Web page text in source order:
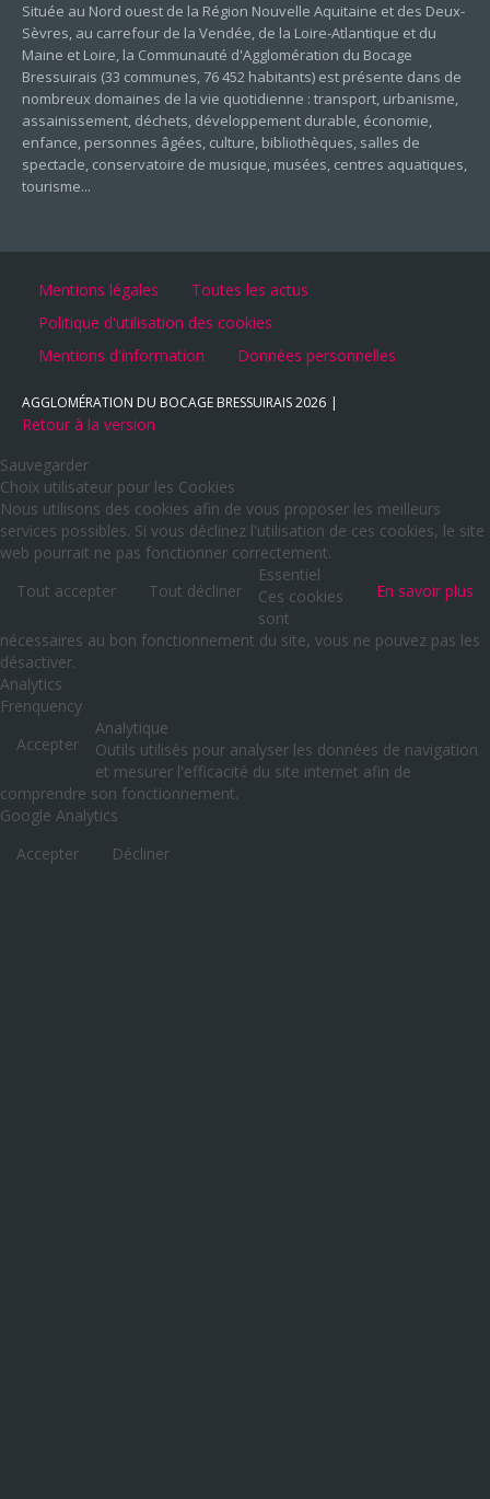
Située au Nord ouest de la Région Nouvelle Aquitaine et des Deux-
Sèvres, au carrefour de la Vendée, de la Loire-Atlantique et du
Maine et Loire, la Communauté d'Agglomération du Bocage
Bressuirais (33 communes, 76 452 habitants) est présente dans de
nombreux domaines de la vie quotidienne : transport, urbanisme,
assainissement, déchets, développement durable, économie,
enfance, personnes âgées, culture, bibliothèques, salles de
spectacle, conservatoire de musique, musées, centres aquatiques,
tourisme...
Mentions légales
Toutes les actus
Politique d'utilisation des cookies
Mentions d'information
Données personnelles
AGGLOMÉRATION DU BOCAGE BRESSUIRAIS2026
Retour à la version
Sauvegarder
Choix utilisateur pour les Cookies
Nous utilisons des cookies afin de vous proposer les meilleurs
services possibles. Si vous déclinez l'utilisation de ces cookies, le site
web pourrait ne pas fonctionner correctement.
Tout accepter
Tout décliner En savoir plus
Essentiel
Ces cookies
sont
nécessaires au bon fonctionnement du site, vous ne pouvez pas les
désactiver.
Analytics
Frenquency
Accepter
Analytique
Outils utilisés pour analyser les données de navigation
et mesurer l'efficacité du site internet afin de
comprendre son fonctionnement.
Google Analytics
Accepter
Décliner